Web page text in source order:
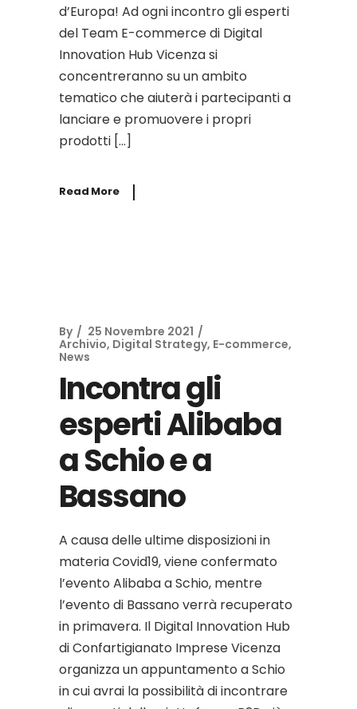
d’Europa! Ad ogni incontro gli esperti
del Team E-commerce di Digital
Innovation Hub Vicenza si
concentreranno su un ambito
tematico che aiuterà i partecipanti a
lanciare e promuovere i propri
prodotti […]
Read More
By
25 Novembre 2021
Archivio, Digital Strategy, E-commerce,
News
Incontra gli
esperti Alibaba
a Schio e a
Bassano
A causa delle ultime disposizioni in
materia Covid19, viene confermato
l’evento Alibaba a Schio, mentre
l’evento di Bassano verrà recuperato
in primavera. Il Digital Innovation Hub
di Confartigianato Imprese Vicenza
organizza un appuntamento a Schio
in cui avrai la possibilità di incontrare